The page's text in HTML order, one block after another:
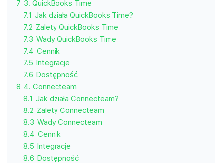
7 3. QuickBooks Time
7.1 Jak działa QuickBooks Time?
7.2 Zalety QuickBooks Time
7.3 Wady QuickBooks Time
7.4 Cennik
7.5 Integracje
7.6 Dostępność
8 4. Connecteam
8.1 Jak działa Connecteam?
8.2 Zalety Connecteam
8.3 Wady Connecteam
8.4 Cennik
8.5 Integracje
8.6 Dostępność